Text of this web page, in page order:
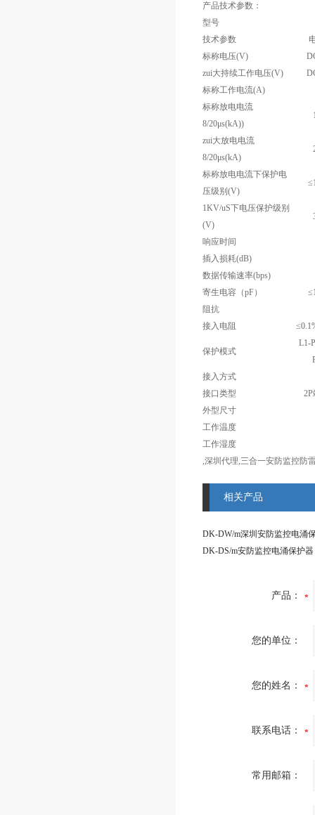
产品技术参数：
型号
技术参数
标称电压(V)
zui大持续工作电压(V)
标称工作电流(A)
标称放电电流
8/20μs(kA))
zui大放电电流
8/20μs(kA)
标称放电电流下保护电
压级别(V)
1KV/uS下电压保护级别
(V)
响应时间
插入损耗(dB)
数据传输速率(bps)
寄生电容（pF）
阻抗
接入电阻
保护模式
L1-
接入方式
接口类型
2P
外型尺寸
工作温度
工作湿度
,深圳代理,三合一安防监控防
相关产品
DK-DW/m深圳安防监控电涌
DK-DS/m安防监控电涌保护器
产品：
您的单位：
您的姓名：
联系电话：
常用邮箱：